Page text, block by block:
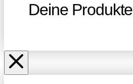
Deine Produkte